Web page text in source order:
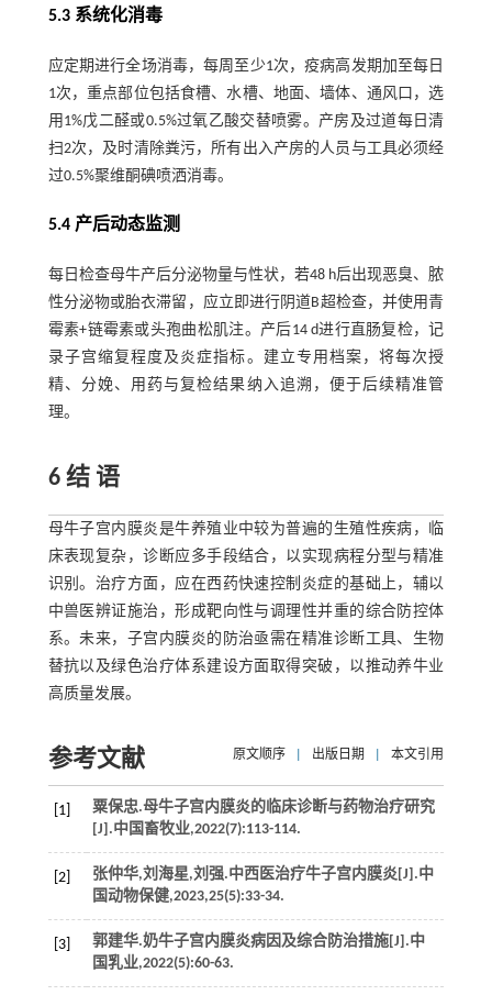
5.3 系统化消毒
应定期进行全场消毒，每周至少1次，疫病高发期加至每日
1次，重点部位包括食槽、水槽、地面、墙体、通风口，选
用1%戊二醛或0.5%过氧乙酸交替喷雾。产房及过道每日清
扫2次，及时清除粪污，所有出入产房的人员与工具必须经
过0.5%聚维酮碘喷洒消毒。
5.4 产后动态监测
每日检查母牛产后分泌物量与性状，若48 h后出现恶臭、脓
性分泌物或胎衣滞留，应立即进行阴道B超检查，并使用青
霉素+链霉素或头孢曲松肌注。产后14 d进行直肠复检，记
录子宫缩复程度及炎症指标。建立专用档案，将每次授
精、分娩、用药与复检结果纳入追溯，便于后续精准管
理。
6 结 语
母牛子宫内膜炎是牛养殖业中较为普遍的生殖性疾病，临
床表现复杂，诊断应多手段结合，以实现病程分型与精准
识别。治疗方面，应在西药快速控制炎症的基础上，辅以
中兽医辨证施治，形成靶向性与调理性并重的综合防控体
系。未来，子宫内膜炎的防治亟需在精准诊断工具、生物
替抗以及绿色治疗体系建设方面取得突破，以推动养牛业
高质量发展。
参考文献 原文顺序 出版日期 本文引用
[1]
粟保忠.母牛子宫内膜炎的临床诊断与药物治疗研究
[J].中国畜牧业,2022(7):113-114.
[2] 张仲华,刘海星,刘强.中西医治疗牛子宫内膜炎[J].中
国动物保健,2023,25(5):33-34.
[3] 郭建华.奶牛子宫内膜炎病因及综合防治措施[J].中
国乳业,2022(5):60-63.